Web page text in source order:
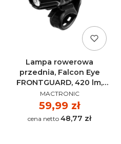
Lampa rowerowa
przednia, Falcon Eye
FRONTGUARD, 420 lm,
akumulatorowa (Li-Ion
2400 mAh) MACTRONIC -
FBF0112
PRODUCENT
MACTRONIC
Cena
59,99 zł
Cena 48,77 zł